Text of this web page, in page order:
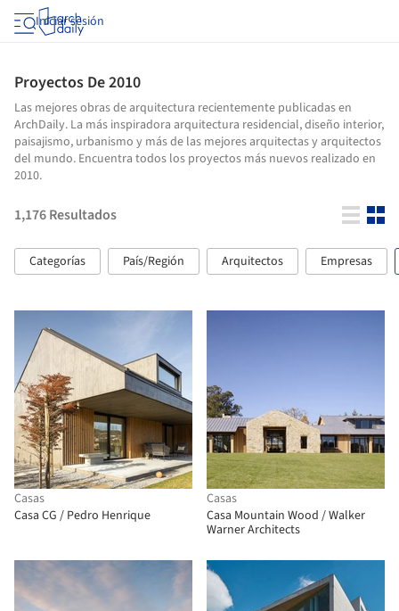
Iniciar sesión
Proyectos De 2010
Las mejores obras de arquitectura recientemente publicadas en
ArchDaily. La más inspiradora arquitectura residencial, diseño interior,
paisajismo, urbanismo y más de las mejores arquitectas y arquitectos
del mundo. Encuentra todos los proyectos más nuevos realizado en
2010.
1,176Resultados
Categorías País/Región Arquitectos Empresas
Casas
Casa CG / Pedro Henrique
Casas
Casa Mountain Wood / Walker
Warner Architects